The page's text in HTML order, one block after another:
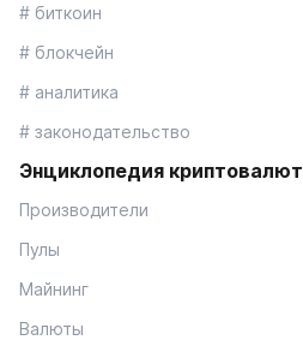
# биткоин
# блокчейн
# аналитика
# законодательство
Энциклопедия криптовалют
Производители
Пулы
Майнинг
Валюты